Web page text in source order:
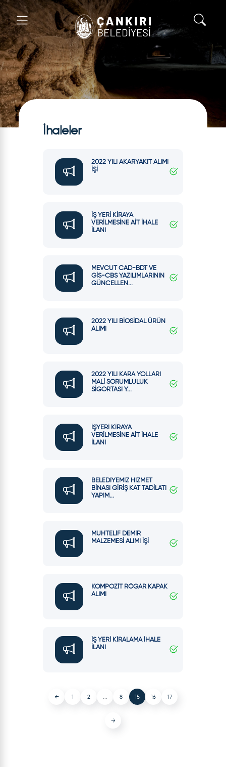
İhaleler
2022 YILI AKARYAKIT ALIMI
İŞİ
İŞ YERİ KİRAYA
VERİLMESİNE AİT İHALE
İLANI
MEVCUT CAD-BDT VE
GİS-CBS YAZILIMLARININ
GÜNCELLEN...
2022 YILI BİOSİDAL ÜRÜN
ALIMI
2022 YILI KARA YOLLARI
MALİ SORUMLULUK
SİGORTASI Y...
İŞYERİ KİRAYA
VERİLMESİNE AİT İHALE
İLANI
BELEDİYEMİZ HİZMET
BİNASI GİRİŞ KAT TADİLATI
YAPIM...
MUHTELİF DEMİR
MALZEMESİ ALIMI İŞİ
KOMPOZİT RÖGAR KAPAK
ALIMI
İŞ YERİ KİRALAMA İHALE
İLANI
← 1 2 8 15 16 17
→